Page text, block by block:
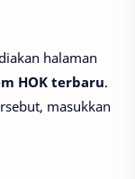
halaman
HOK terbaru.
masukkan